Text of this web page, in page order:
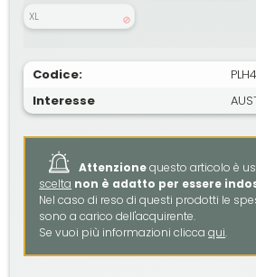
XL
Codice:
Interesse
Attenzionequesto articolo è
scelta non è adatto per essere
Nel caso di reso di questi prodotti le
sono a carico dell'acquirente.
Se vuoi più informazioni cliccaqui.